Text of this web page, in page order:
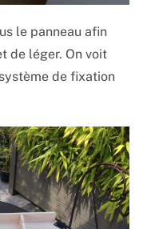
le panneau afin
de léger. On voit
de fixation